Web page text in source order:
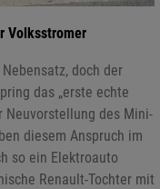
Volksstromer
doch der
das „erste echte
Neuvorstellung des Mini-
diesem Anspruch im
so ein Elektroauto
Renault-Tochter mit